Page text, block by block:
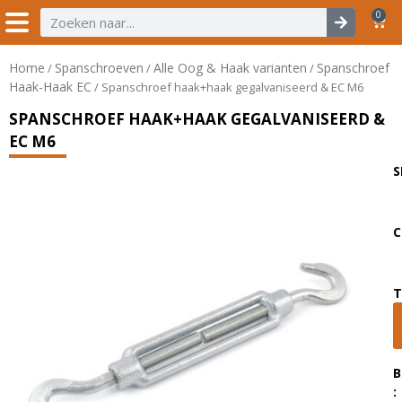
0
Home / Spanschroeven /Alle Oog & Haak varianten / Spanschroef
Haak-Haak EC / Spanschroef haak+haak gegalvaniseerd & EC M6
SPANSCHROEF HAAK+HAAK GEGALVANISEERD &
EC M6
: